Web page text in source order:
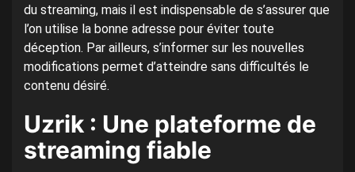
du streaming, mais il est indispensable de s’assurer que
l’on utilise la bonne adresse pour éviter toute
déception. Par ailleurs, s’informer sur les nouvelles
modifications permet d’atteindre sans difficultés le
contenu désiré.
Uzrik : Une plateforme de
streaming fiable